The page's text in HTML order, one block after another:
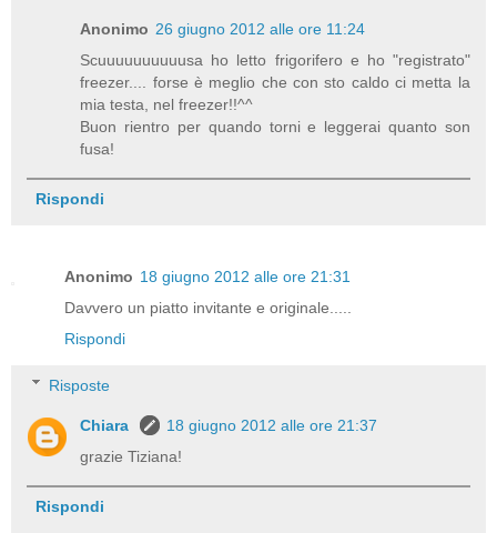
Anonimo 26 giugno 2012 alle ore 11:24
Scuuuuuuuuuusa ho letto frigorifero e ho "registrato"
freezer.... forse è meglio che con sto caldo ci metta la
mia testa, nel freezer!!^^
Buon rientro per quando torni e leggerai quanto son
fusa!
Rispondi
Anonimo 18 giugno 2012 alle ore 21:31
Davvero un piatto invitante e originale.....
Rispondi
Risposte
Chiara
18 giugno 2012 alle ore 21:37
grazie Tiziana!
Rispondi